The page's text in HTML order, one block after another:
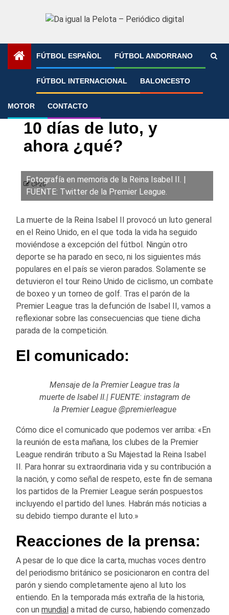
FÚTBOL ESPAÑOL FÚTBOL ANDORRANO
FÚTBOL INTERNACIONAL BALONCESTO
MOTOR CONTACTO
»
Fútbol Internacional Premier League
10 días de luto, y
ahora ¿qué?
CP20
Fotografía en memoria de la Reina Isabel II. |
FUENTE: Twitter de la Premier League.
La muerte de la Reina Isabel II provocó un luto general
en el Reino Unido, en el que toda la vida ha seguido
moviéndose a excepción del fútbol. Ningún otro
deporte se ha parado en seco, ni los siguientes más
populares en el país se vieron parados. Solamente se
detuvieron el tour Reino Unido de ciclismo, un combate
de boxeo y un torneo de golf. Tras el parón de la
Premier League tras la defunción de Isabel II, vamos a
reflexionar sobre las consecuencias que tiene dicha
parada de la competición.
El comunicado:
Mensaje de la Premier League tras la
muerte de Isabel II.| FUENTE: instagram de
la Premier League @premierleague
Cómo dice el comunicado que podemos ver arriba: «En
la reunión de esta mañana, los clubes de la Premier
League rendirán tributo a Su Majestad la Reina Isabel
II. Para honrar su extraordinaria vida y su contribución a
la nación, y como señal de respeto, este fin de semana
los partidos de la Premier League serán pospuestos
incluyendo el partido del lunes. Habrán más noticias a
su debido tiempo durante el luto.»
Reacciones de la prensa:
A pesar de lo que dice la carta, muchas voces dentro
del periodismo británico se posicionaron en contra del
parón y siendo completamente ajeno al luto los
entiendo. En la temporada más extraña de la historia,
con un mundial a mitad de curso, habiendo comenzado